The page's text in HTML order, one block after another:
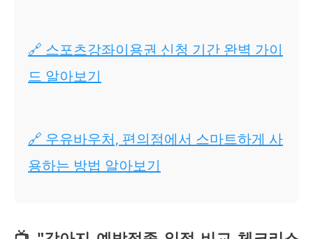
🔗 스포츠강좌이용권 신청 기간 완벽 가이
드 알아보기
🔗 우유바우처, 편의점에서 스마트하게 사
용하는 방법 알아보기